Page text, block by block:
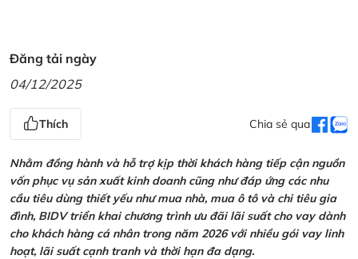
Đăng tải ngày
04/12/2025
Thích Chia sẻ qua
Nhằm đồng hành và hỗ trợ kịp thời khách hàng tiếp cận nguồn
vốn phục vụ sản xuất kinh doanh cũng như đáp ứng các nhu
cầu tiêu dùng thiết yếu như mua nhà, mua ô tô và chi tiêu gia
đình, BIDV triển khai chương trình ưu đãi lãi suất cho vay dành
cho khách hàng cá nhân trong năm 2026 với nhiều gói vay linh
hoạt, lãi suất cạnh tranh và thời hạn đa dạng.